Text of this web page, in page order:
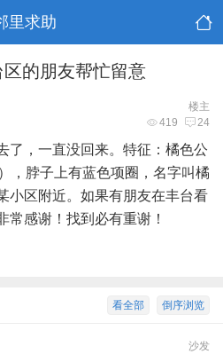
里求助
的朋友帮忙留意
楼主
419 24
了，一直没回来。特征：橘色公
，脖子上有蓝色项圈，名字叫橘
小区附近。如果有朋友在丰台看
常感谢！找到必有重谢！
倒序浏览
看全部
沙发